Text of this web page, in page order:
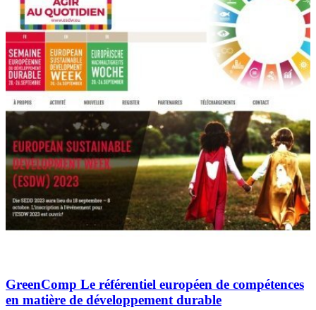
GreenComp Le référentiel européen de compétences
en matière de développement durable